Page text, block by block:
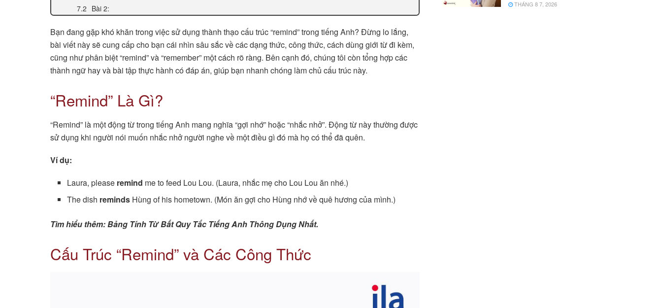
Bài 2:
Bạn đang gặp khó khăn trong việc sử dụng thành thạo cấu trúc “remind” trong tiếng Anh? Đừng lo lắng,
bài viết này sẽ cung cấp cho bạn cái nhìn sâu sắc về các dạng thức, công thức, cách dùng giới từ đi kèm,
cũng như phân biệt “remind” và “remember” một cách rõ ràng. Bên cạnh đó, chúng tôi còn tổng hợp các
thành ngữ hay và bài tập thực hành có đáp án, giúp bạn nhanh chóng làm chủ cấu trúc này.
“Remind” Là Gì?
“Remind” là một động từ trong tiếng Anh mang nghĩa “gợi nhớ” hoặc “nhắc nhở”. Động từ này thường được
sử dụng khi người nói muốn nhắc nhở người nghe về một điều gì đó mà họ có thể đã quên.
Ví dụ:
Laura, please remind me to feed Lou Lou. (Laura, nhắc mẹ cho Lou Lou ăn nhé.)
The dish reminds Hùng of his hometown. (Món ăn gợi cho Hùng nhớ về quê hương của mình.)
Tìm hiểu thêm: Bảng Tính Từ Bất Quy Tắc Tiếng Anh Thông Dụng Nhất.
Cấu Trúc “Remind” và Các Công Thức
THÁNG 8 7, 2026